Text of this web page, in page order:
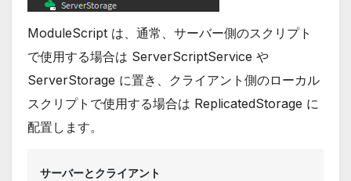
ModuleScript は、通常、サーバー側のスクリプト
で使用する場合は ServerScriptService や
ServerStorage に置き、クライアント側のローカル
スクリプトで使用する場合は ReplicatedStorage に
配置します。
サーバーとクライアント